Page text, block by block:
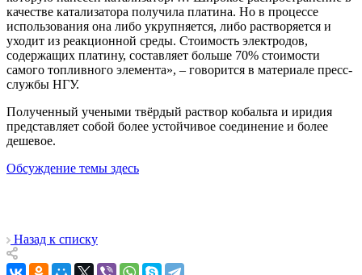
качестве катализатора получила платина. Но в процессе
использования она либо укрупняется, либо растворяется и
уходит из реакционной среды. Стоимость электродов,
содержащих платину, составляет больше 70% стоимости
самого топливного элемента», – говорится в материале пресс-
службы НГУ.
Полученный учеными твёрдый раствор кобальта и иридия
представляет собой более устойчивое соединение и более
дешевое.
Обсуждение темы здесь
Назад к списку